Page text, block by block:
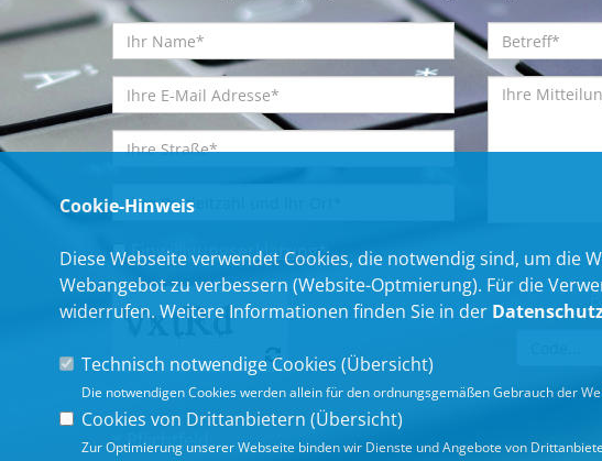
Einwilligungserklärung*
* Pflichtfeld
Cookie-Hinweis
Diese Webseite verwendet Cookies, die notwendig sind, um die
Webangebot zu verbessern (Website-Optmierung). Für die
widerrufen. Weitere Informationen finden Sie in der
Technisch notwendige Cookies (Übersicht)
Die notwendigen Cookies werden allein für den ordnungsgemäßen Gebrauch der
Cookies von Drittanbietern (Übersicht)
Zur Optimierung unserer Webseite binden wir Dienste und Angebote von